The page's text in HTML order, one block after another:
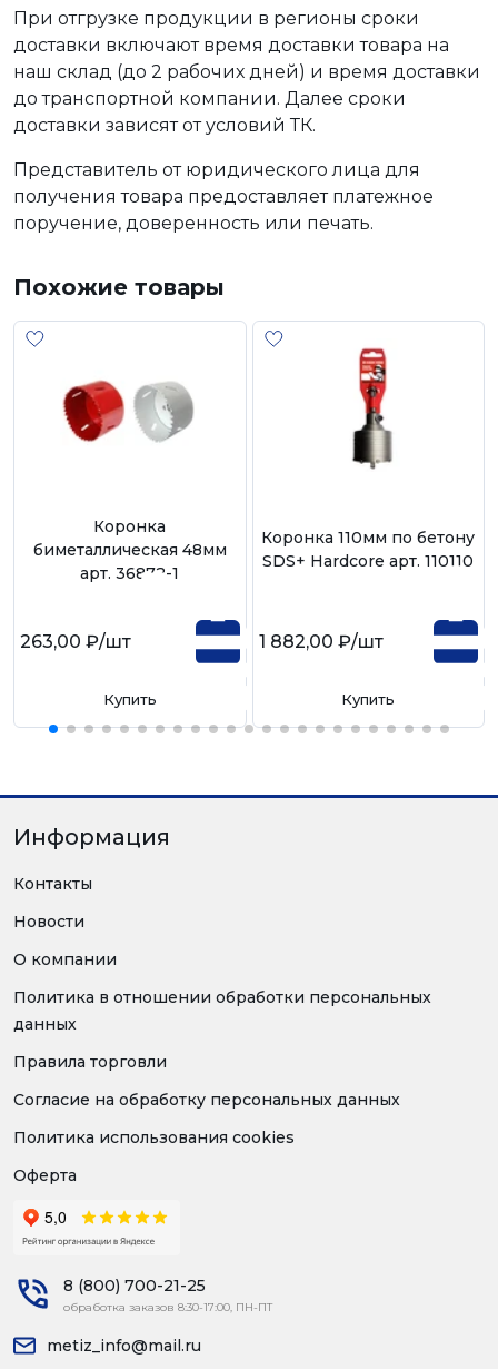
При отгрузке продукции в регионы сроки
доставки включают время доставки товара на
наш склад (до 2 рабочих дней) и время доставки
до транспортной компании. Далее сроки
доставки зависят от условий ТК.
Представитель от юридического лица для
получения товара предоставляет платежное
поручение, доверенность или печать.
Похожие товары
Коронка
биметаллическая 48мм
арт. 36872-1
263,00 ₽/шт
Купить
Коронка 110мм по бетону
SDS+ Hardcore арт. 110110
1 882,00 ₽/шт
Купить
Информация
Контакты
Новости
О компании
Политика в отношении обработки персональных
данных
Правила торговли
Согласие на обработку персональных данных
Политика использования cookies
Оферта
8 (800) 700-21-25
обработка заказов 8:30-17:00, ПН-ПТ
metiz_info@mail.ru